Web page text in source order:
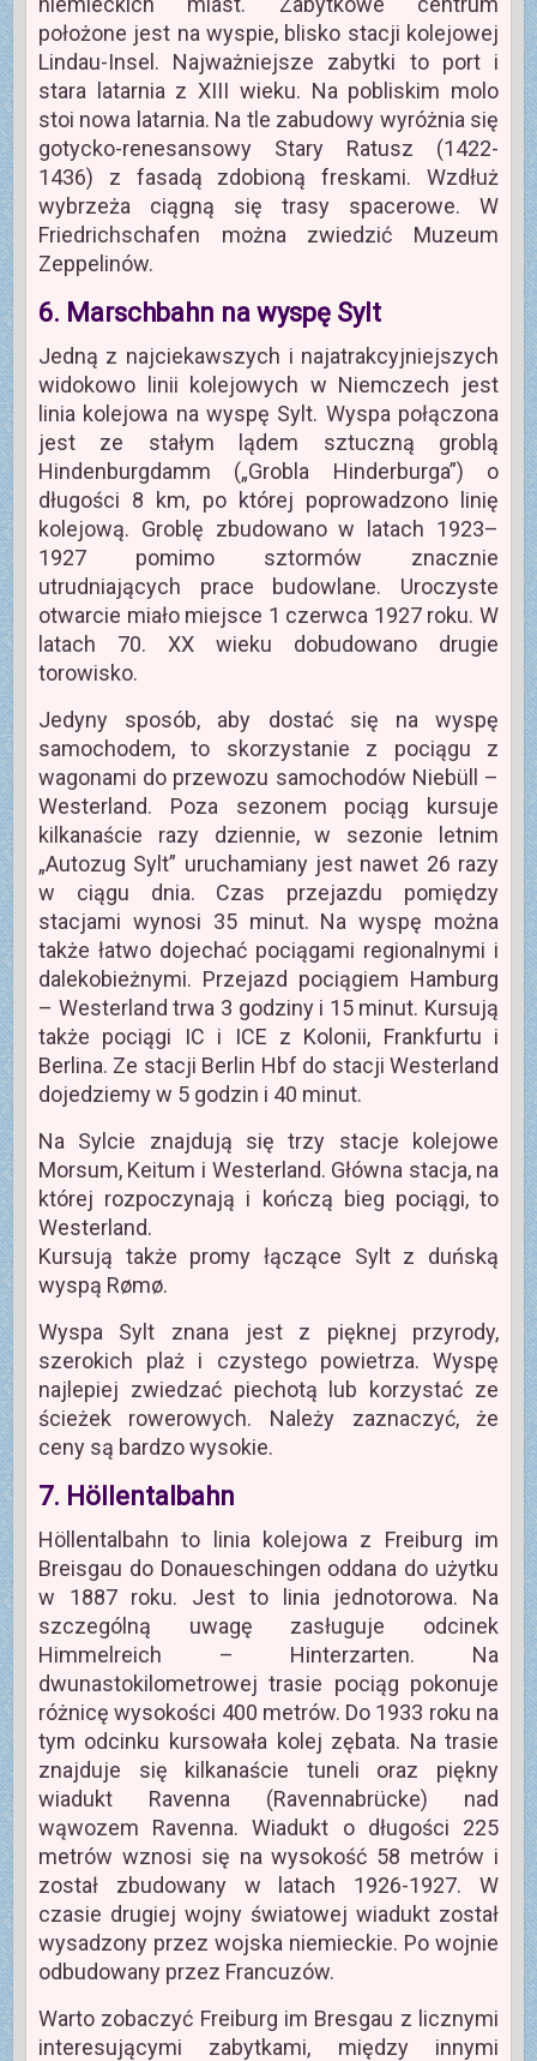
położone jest na wyspie, blisko stacji kolejowej
Lindau-Insel. Najważniejsze zabytki to port i
stara latarnia z XIII wieku. Na pobliskim molo
stoi nowa latarnia. Na tle zabudowy wyróżnia się
gotycko-renesansowy Stary Ratusz (1422-
1436) z fasadą zdobioną freskami. Wzdłuż
wybrzeża ciągną się trasy spacerowe. W
Friedrichschafen można zwiedzić Muzeum
Zeppelinów.
6. Marschbahn na wyspę Sylt
Jedną z najciekawszych i najatrakcyjniejszych
widokowo linii kolejowych w Niemczech jest
linia kolejowa na wyspę Sylt. Wyspa połączona
jest ze stałym lądem sztuczną groblą
Hindenburgdamm („Grobla Hinderburga”) o
długości 8 km, po której poprowadzono linię
kolejową. Groblę zbudowano w latach 1923–
1927 pomimo sztormów znacznie
utrudniających prace budowlane. Uroczyste
otwarcie miało miejsce 1 czerwca 1927 roku. W
latach 70. XX wieku dobudowano drugie
torowisko.
Jedyny sposób, aby dostać się na wyspę
samochodem, to skorzystanie z pociągu z
wagonami do przewozu samochodów Niebüll –
Westerland. Poza sezonem pociąg kursuje
kilkanaście razy dziennie, w sezonie letnim
„Autozug Sylt” uruchamiany jest nawet 26 razy
w ciągu dnia. Czas przejazdu pomiędzy
stacjami wynosi 35 minut. Na wyspę można
także łatwo dojechać pociągami regionalnymi i
dalekobieżnymi. Przejazd pociągiem Hamburg
– Westerland trwa 3 godziny i 15 minut. Kursują
także pociągi IC i ICE z Kolonii, Frankfurtu i
Berlina. Ze stacji Berlin Hbf do stacji Westerland
dojedziemy w 5 godzin i 40 minut.
Na Sylcie znajdują się trzy stacje kolejowe
Morsum, Keitum i Westerland. Główna stacja, na
której rozpoczynają i kończą bieg pociągi, to
Westerland.
Kursują także promy łączące Sylt z duńską
wyspą Rømø.
Wyspa Sylt znana jest z pięknej przyrody,
szerokich plaż i czystego powietrza. Wyspę
najlepiej zwiedzać piechotą lub korzystać ze
ścieżek rowerowych. Należy zaznaczyć, że
ceny są bardzo wysokie.
7. Höllentalbahn
Höllentalbahn to linia kolejowa z Freiburg im
Breisgau do Donaueschingen oddana do użytku
w 1887 roku. Jest to linia jednotorowa. Na
szczególną uwagę zasługuje odcinek
Himmelreich – Hinterzarten. Na
dwunastokilometrowej trasie pociąg pokonuje
różnicę wysokości 400 metrów. Do 1933 roku na
tym odcinku kursowała kolej zębata. Na trasie
znajduje się kilkanaście tuneli oraz piękny
wiadukt Ravenna (Ravennabrücke) nad
wąwozem Ravenna. Wiadukt o długości 225
metrów wznosi się na wysokość 58 metrów i
został zbudowany w latach 1926-1927. W
czasie drugiej wojny światowej wiadukt został
wysadzony przez wojska niemieckie. Po wojnie
odbudowany przez Francuzów.
Warto zobaczyć Freiburg im Bresgau z licznymi
interesującymi zabytkami, między innymi